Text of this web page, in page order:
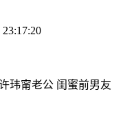
23:17:20
老公 闺蜜前男友